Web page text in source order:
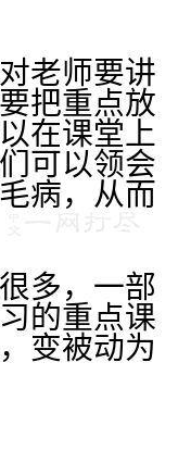
老师要讲
把重点放
在课堂上
可以领会
病，从而
多，一部
的重点课
变被动为